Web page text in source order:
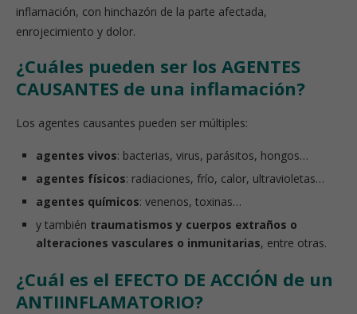
inflamación, con hinchazón de la parte afectada,
enrojecimiento y dolor.
¿Cuáles pueden ser los AGENTES
CAUSANTES de una inflamación?
Los agentes causantes pueden ser múltiples:
agentes vivos: bacterias, virus, parásitos, hongos…
agentes físicos: radiaciones, frío, calor, ultravioletas…
agentes químicos: venenos, toxinas…
y también traumatismos y cuerpos extraños o
alteraciones vasculares o inmunitarias, entre otras.
¿Cuál es el EFECTO DE ACCIÓN de un
ANTIINFLAMATORIO?